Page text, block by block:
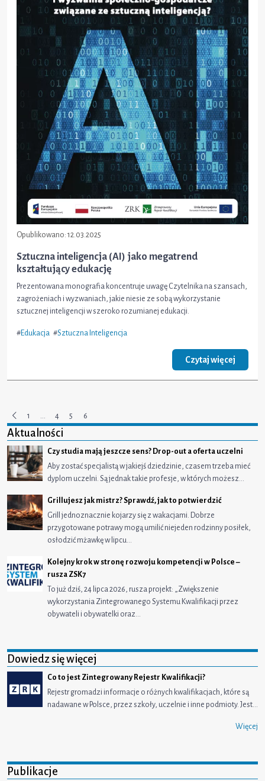
Opublikowano: 12.03.2025
Sztuczna inteligencja (AI) jako megatrend
kształtujący edukację
Prezentowana monografia koncentruje uwagę Czytelnika na szansach,
zagrożeniach i wyzwaniach, jakie niesie ze sobą wykorzystanie
sztucznej inteligencji w szeroko rozumianej edukacji.
#Edukacja #Sztuczna Inteligencja
Czytaj więcej
Poprzednia
1 4 5 6
Aktualności
Czy studia mają jeszcze sens? Drop-out a oferta uczelni
Aby zostać specjalistą w jakiejś dziedzinie, czasem trzeba mieć
dyplom uczelni. Są jednak takie profesje, w których możesz…
Grillujesz jak mistrz? Sprawdź, jak to potwierdzić
Grill jednoznacznie kojarzy się z wakacjami. Dobrze
przygotowane potrawy mogą umilić niejeden rodzinny posiłek,
osłodzić mżawkę w lipcu…
Kolejny krok w stronę rozwoju kompetencji w Polsce –
rusza ZSK7
To już dziś, 24 lipca 2026, rusza projekt: „Zwiększenie
wykorzystania Zintegrowanego Systemu Kwalifikacji przez
obywateli i obywatelki oraz…
Dowiedz się więcej
Co to jest Zintegrowany Rejestr Kwalifikacji?
Rejestr gromadzi informacje o różnych kwalifikacjach, które są
nadawane w Polsce, przez szkoły, uczelnie i inne podmioty. Jest…
Więcej
Publikacje